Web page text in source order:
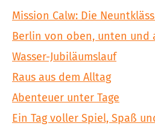
Mission Calw: Die
Berlin von oben, unten und
Wasser-Jubiläumslauf
Raus aus dem Alltag
Abenteuer unter Tage
Ein Tag voller Spiel, Spaß